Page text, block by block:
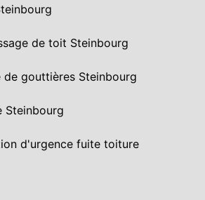
de toit Steinbourg
gouttières Steinbourg
Steinbourg
d'urgence fuite toiture